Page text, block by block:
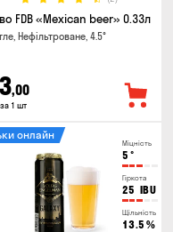
FDB «Mexican beer» 0.33л
Нефільтроване, 4.5°
,00
1 шт
Міцність
5 °
Гіркота
25 IBU
Щільність
13.5 %
онлайн